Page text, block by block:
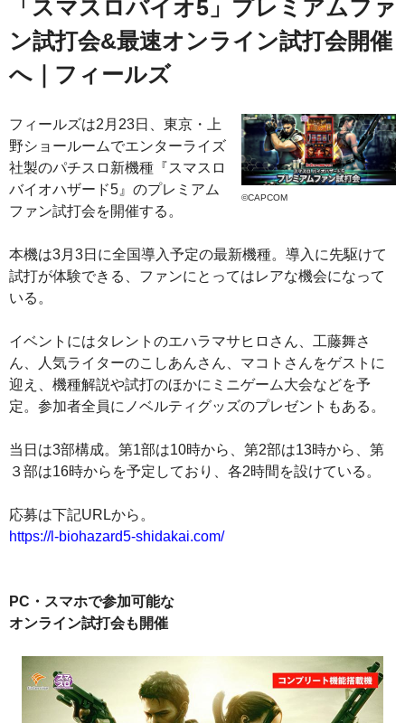
「スマスロバイオ5」プレミアムファ
ン試打会&最速オンライン試打会開催
へ｜フィールズ
©CAPCOM
フィールズは2月23日、東京・上
野ショールームでエンターライズ
社製のパチスロ新機種『スマスロ
バイオハザード5』のプレミアム
ファン試打会を開催する。
本機は3月3日に全国導入予定の最新機種。導入に先駆けて
試打が体験できる、ファンにとってはレアな機会になって
いる。
イベントにはタレントのエハラマサヒロさん、工藤舞さ
ん、人気ライターのこしあんさん、マコトさんをゲストに
迎え、機種解説や試打のほかにミニゲーム大会などを予
定。参加者全員にノベルティグッズのプレゼントもある。
当日は3部構成。第1部は10時から、第2部は13時から、第
３部は16時からを予定しており、各2時間を設けている。
応募は下記URLから。
https://l-biohazard5-shidakai.com/
PC・スマホで参加可能な
オンライン試打会も開催